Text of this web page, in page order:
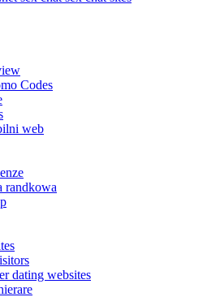
Codes
web
randkowa
dating websites